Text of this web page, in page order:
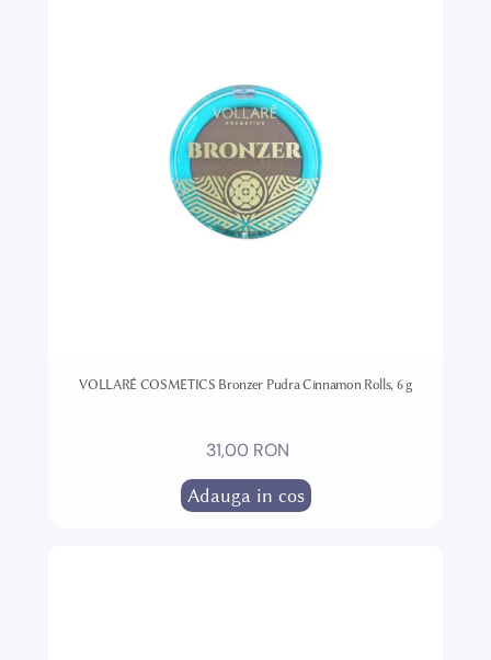
VOLLARÉ COSMETICS Bronzer Pudra Cinnamon Rolls, 6 g
31,00 RON
Adauga in cos